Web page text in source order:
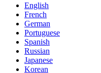
English
French
German
Portuguese
Spanish
Russian
Japanese
Korean